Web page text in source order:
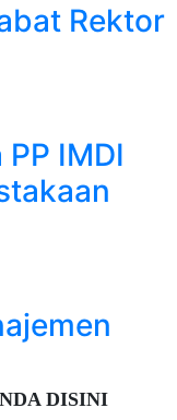
Rektor
IMDI
DISINI